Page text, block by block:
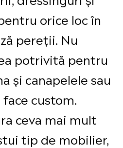
orice loc în
pereții. Nu
potrivită pentru
și canapelele sau
custom.
ceva mai mult
tip de mobilier,